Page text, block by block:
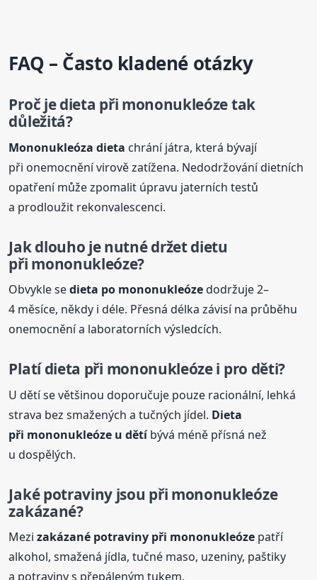
FAQ – Často kladené otázky
Proč jedieta při mononukleóze tak
důležitá?
Mononukleózadieta chrání játra, která bývají
při onemocnění virově zatížena. Nedodržování dietních
opatření může zpomalit úpravu jaterních testů
a prodloužit rekonvalescenci.
Jak dlouho je nutné držet dietu
při mononukleóze?
Obvykle sedieta po mononukleózedodržuje 2–
4 měsíce, někdy i déle. Přesná délka závisí na průběhu
onemocnění a laboratorních výsledcích.
Platídieta při mononukleóze i pro děti?
U dětí se většinou doporučuje pouze racionální, lehká
strava bez smažených a tučných jídel. Dieta
při mononukleóze u dětíbývá méně přísná než
u dospělých.
Jaké potraviny jsou při mononukleóze
zakázané?
Mezizakázané potraviny při mononukleóze patří
alkohol, smažená jídla, tučné maso, uzeniny, paštiky
a potraviny s přepáleným tukem.